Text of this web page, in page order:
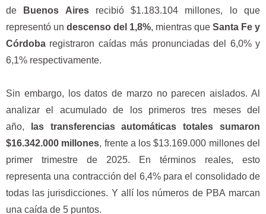
de Buenos Aires recibió $1.183.104 millones, lo que
representó un descenso del 1,8%, mientras que Santa Fe y
Córdoba registraron caídas más pronunciadas del 6,0% y
6,1% respectivamente.
Sin embargo, los datos de marzo no parecen aislados. Al
analizar el acumulado de los primeros tres meses del
año,
las transferencias automáticas totales sumaron
$16.342.000 millones, frente a los $13.169.000 millones del
primer trimestre de 2025. En términos reales, esto
representa una contracción del 6,4% para el consolidado de
todas las jurisdicciones. Y allí los números de PBA marcan
una caída de 5 puntos.